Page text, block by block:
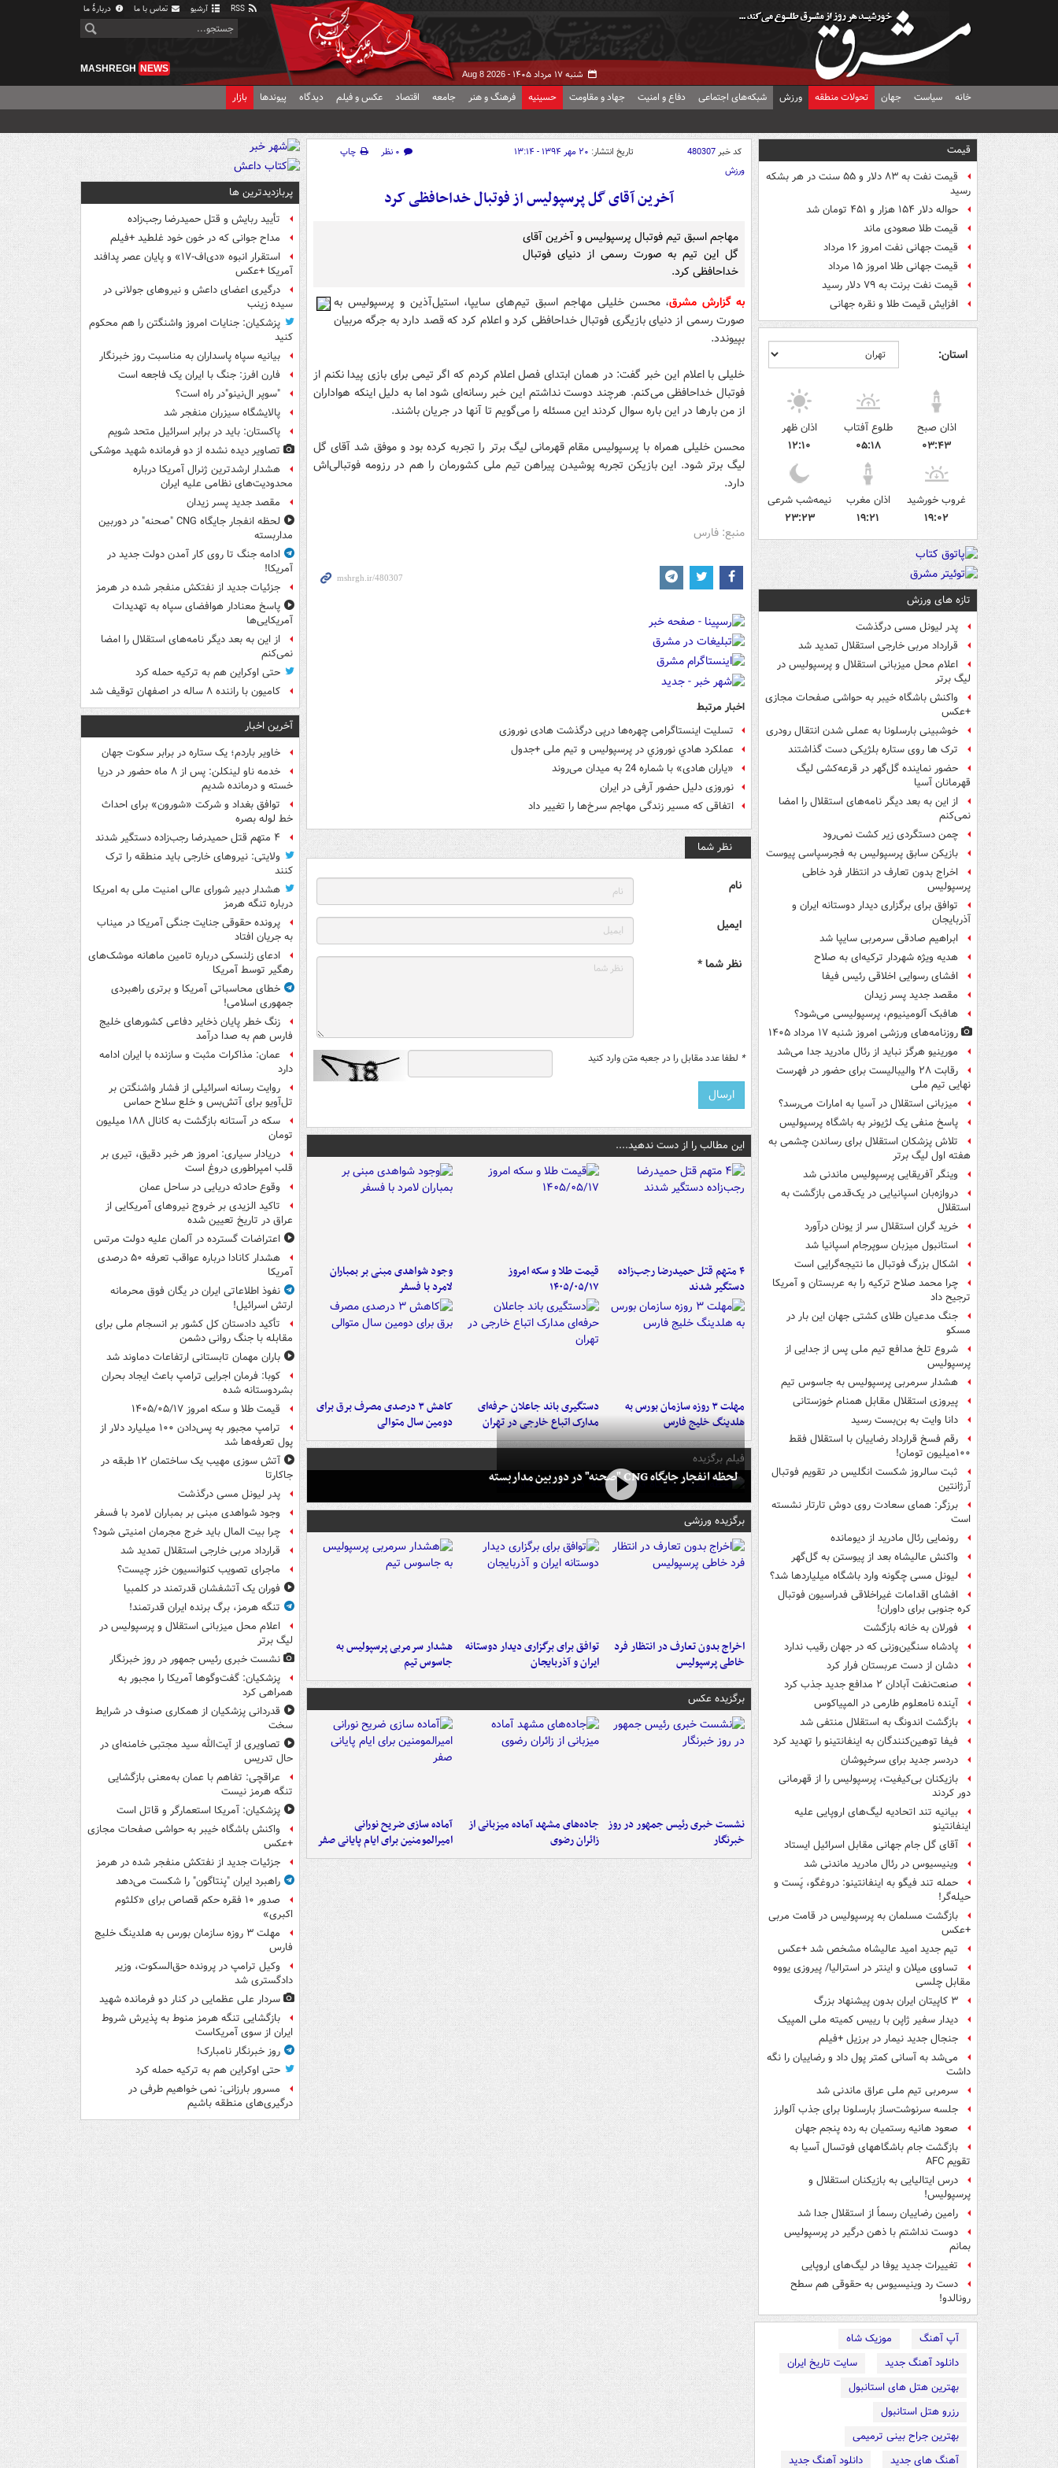
آرشیو تماس با ما دربارهٔ ما
شنبه ۱۷ مرداد ۱۴۰۵ - Aug 8 2026
MASHREGH NEWS
خانه سیاست جهان تحولات منطقه ورزش شبکه‌های اجتماعی دفاع و امنیت جهاد و مقاومت حسینیه فرهنگ و هنر جامعه اقتصاد عکس و فیلم دیدگاه پیوندها بازار
قیمت
قیمت نفت به ۸۳ دلار و ۵۵ سنت در هر بشکه
رسید
حواله دلار ۱۵۴ هزار و ۴۵۱ تومان شد
قیمت طلا صعودی ماند
قیمت جهانی نفت امروز ۱۶ مرداد
قیمت جهانی طلا امروز ۱۵ مرداد
قیمت نفت برنت به ۷۹ دلار رسید
افزایش قیمت طلا و نقره جهانی
استان:
اذان صبح
۰۳:۴۳
طلوع آفتاب
۰۵:۱۸
اذان ظهر
۱۲:۱۰
غروب خورشید
۱۹:۰۲
اذان مغرب
۱۹:۲۱
نیمه‌شب شرعی
۲۳:۲۳
تازه های ورزش
پدر لیونل مسی درگذشت
قرارداد مربی خارجی استقلال تمدید شد
اعلام محل میزبانی استقلال و پرسپولیس در
لیگ برتر
واکنش باشگاه خیبر به حواشی صفحات مجازی
+عکس
خوشبینی بارسلونا به عملی شدن انتقال رودری
ترک ها روی ستاره بلژیکی دست گذاشتند
حضور نماینده گل‌گهر در قرعه‌کشی لیگ
قهرمانان آسیا
از این به بعد دیگر نامه‌های استقلال را امضا
نمی‌کنم
چمن دستگردی زیر کشت نمی‌رود
بازیکن سابق پرسپولیس به فجرسپاسی پیوست
اخراج بدون تعارف در انتظار فرد خاطی
پرسپولیس
توافق برای برگزاری دیدار دوستانه ایران و
آذربایجان
ابراهیم صادقی سرمربی سایپا شد
هدیه ویژه شهردار ترکیه‌ای به صلاح
افشای رسوایی اخلاقی رئیس فیفا
مقصد جدید پسر زیدان
هافبک آلومینیوم، پرسپولیسی می‌شود؟
روزنامه‌های ورزشی امروز ‌شنبه ۱۷ مرداد ۱۴۰۵
مورینیو هرگز نباید از رئال مادرید جدا می‌شد
رقابت ۲۸ والیبالیست برای حضور در فهرست
نهایی تیم ملی
میزبانی استقلال در آسیا به امارات می‌رسد؟
پاسخ منفی یک لژیونر به باشگاه پرسپولیس
تلاش پزشکان استقلال برای رساندن چشمی به
هفته اول لیگ برتر
وینگر آفریقایی پرسپولیس ماندنی شد
دروازه‌بان اسپانیایی در یک‌قدمی بازگشت به
استقلال
خرید گران استقلال سر از یونان درآورد
استانبول میزبان سوپرجام اسپانیا شد
اشکال بزرگ فوتبال ما نتیجه‌گرایی است
چرا محمد صلاح ترکیه را به عربستان و آمریکا
ترجیح داد
جنگ مدعیان طلای کشتی جهان این بار در
مسکو
شروع تلخ مدافع تیم ملی پس از جدایی از
پرسپولیس
هشدار سرمربی پرسپولیس به جاسوس تیم
پیروزی استقلال مقابل همنام خوزستانی
دانا وایت به بن‌بست رسید
رقم فسخ قرارداد رضاییان با استقلال فقط
۱۰۰میلیون تومان!
ثبت سالروز شکست انگلیس در تقویم فوتبال
آرژانتین
برزگر: همای سعادت روی دوش تارتار نشسته
است
رونمایی رئال مادرید از دیومانده
واکنش عالیشاه بعد از پیوستن به گل‌گهر
لیونل مسی چگونه وارد باشگاه میلیاردها شد؟
افشای اقدامات غیراخلاقی فدراسیون فوتبال
کره جنوبی برای داوران!
فورلان به خانه بازگشت
پادشاه سنگین‌وزنی که در جهان رقیب ندارد
دشان از دست عربستان فرار کرد
صنعت‌نفت آبادان ۲ مدافع جدید جذب کرد
آینده نامعلوم طارمی در المپیاکوس
بازگشت اندونگ به استقلال منتفی شد
فیفا توهین‌کنندگان به اینفانتینو را تهدید کرد
دردسر جدید برای سرخپوشان
بازیکنان بی‌کیفیت، پرسپولیس را از قهرمانی
دور کردند
بیانیه تند اتحادیه لیگ‌های اروپایی علیه
اینفانتینو
آقای گل جام جهانی مقابل اسرائیل ایستاد
وینیسیوس در رئال مادرید ماندنی شد
حمله تند فیگو به اینفانتینو: دروغگو، پَست‌ و
حیله‌گر!
بازگشت مسلمان به پرسپولیس در قامت مربی
+عکس
تیم جدید امید عالیشاه مشخص شد +عکس
تساوی میلان و اینتر در استرالیا/ پیروزی یووه
مقابل چلسی
۳ کاپیتان ایران بدون پیشنهاد بزرگ
دیدار سفیر ژاپن با رییس کمیته ملی المپیک
جنجال جدید نیمار در برزیل +فیلم
می‌شد به آسانی کمتر پول داد و رضاییان را نگه
داشت
سرمربی تیم ملی عراق ماندنی شد
جلسه سرنوشت‌ساز بارسلونا برای جذب آلوارز
صعود هانیه رستمیان به رده پنجم جهان
بازگشت جام باشگاههای فوتسال آسیا به
تقویم AFC
درس ایتالیایی‌ به بازیکنان استقلال و
پرسپولیس!
رامین رضاییان رسماً از استقلال جدا شد
دوست نداشتم با ذهن درگیر در پرسپولیس
بمانم
تغییرات جدید یوفا در لیگ‌های اروپایی
دست رد وینیسیوس به حقوقی هم سطح
رونالدو!
آپ آهنگ
موزیک شاه
دانلود آهنگ جدید
سایت تاریخ ایران
بهترین هتل های استانبول
رزرو هتل استانبول
بهترین جراح بینی ترمیمی
آهنگ های جدید
دانلود آهنگ جدید
کد خبر480307 تاریخ انتشار: ۲۰ مهر ۱۳۹۴ - ۱۳:۱۴ ۰ نظر
چاپ
ورزش
آخرین آقای گل پرسپولیس از فوتبال خداحافظی کرد
مهاجم اسبق تیم فوتبال پرسپولیس و آخرین آقای
گل این تیم به صورت رسمی از دنیای فوتبال
خداحافظی کرد.
به گزارش مشرق، محسن خلیلی مهاجم اسبق تیم‌های سایپا، استیل‌آذین و پرسپولیس به
صورت رسمی از دنیای بازیگری فوتبال خداحافظی کرد و اعلام کرد که قصد دارد به جرگه مربیان
بپیوندد.
خلیلی با اعلام این خبر گفت: در همان ابتدای فصل اعلام کردم که اگر تیمی برای بازی پیدا نکنم از
فوتبال خداحافظی می‌کنم. هرچند دوست نداشتم این خبر رسانه‌ای شود اما به دلیل اینکه هواداران
از من بارها در این باره سوال کردند این مسئله را می‌گویم تا آنها در جریان باشند.
محسن خلیلی همراه با پرسپولیس مقام قهرمانی لیگ برتر را تجربه کرده بود و موفق شد آقای گل
لیگ برتر شود. این بازیکن تجربه پوشیدن پیراهن تیم ملی کشورمان را هم در رزومه فوتبالی‌اش
دارد.
منبع: فارس
اخبار مرتبط
تسلیت اینستاگرامی چهره‌ها درپی درگذشت هادی نوروزی
عملکرد هادي نوروزي در پرسپولیس‌ و تیم ملی +جدول
«یاران هادی» با شماره 24 به میدان می‌روند
نوروزی دلیل حضور آرفی در ایران
اتفاقی که مسیر زندگی مهاجم سرخ‌ها را تغییر داد
نظر شما
نام
ایمیل
نظر شما *
* لطفا عدد مقابل را در جعبه متن وارد کنید
این مطالب را از دست ندهید....
۴ متهم قتل حمیدرضا رجب‌زاده
دستگیر شدند
قیمت طلا و سکه امروز
۱۴۰۵/۰۵/۱۷
وجود شواهدی مبنی بر بمباران
لامرد با فسفر
مهلت ۳ روزه سازمان بورس به
هلدینگ خلیج فارس
دستگیری باند جاعلان حرفه‌ای
مدارک اتباع خارجی در تهران
کاهش ۳ درصدی مصرف برق برای
دومین سال متوالی
فیلم برگزیده
لحظه انفجار جایگاه CNG "صحنه" در دوربین مداربسته
برگزیده ورزشی
اخراج بدون تعارف در انتظار فرد
خاطی پرسپولیس
توافق برای برگزاری دیدار دوستانه
ایران و آذربایجان
هشدار سرمربی پرسپولیس به
جاسوس تیم
برگزیده عکس
نشست خبری رئیس جمهور در روز
خبرنگار
جاده‌های مشهد آماده میزبانی از
زائران رضوی
آماده سازی ضریح نورانی
امیرالمومنین برای ایام پایانی صفر
پربازدیدترین ها
تأیید ربایش و قتل حمیدرضا رجب‌زاده
مداح جوانی که در خون خود غلطید +فیلم
استقرار انبوه «دی‌اف‑۱۷» و پایان عصر پدافند
آمریکا +عکس
درگیری اعضای داعش و نیروهای جولانی در
سیده زینب
پزشکیان: جنایات امروز واشنگتن را هم محکوم
کنید
بیانیه سپاه پاسداران به مناسبت روز خبرنگار
فارن افرز: جنگ با ایران یک فاجعه است
"سوپر ال‌نینو"در راه است؟
پالایشگاه سیزران منفجر شد
پاکستان: باید در برابر اسرائیل متحد شویم
تصاویر دیده‌ نشده از دو فرمانده شهید موشکی
هشدار ارشدترین ژنرال آمریکا درباره
محدودیت‌های نظامی علیه ایران
مقصد جدید پسر زیدان
لحظه انفجار جایگاه CNG "صحنه" در دوربین
مداربسته
ادامه جنگ تا روی کار آمدن دولت جدید در
آمریکا!
جزئیات جدید از نفتکش منفجر شده در هرمز
پاسخ معنادار هوافضای سپاه به تهدیدات
آمریکایی‌ها
از این به بعد دیگر نامه‌های استقلال را امضا
نمی‌کنم
حتی اوکراین هم به ترکیه حمله کرد
کامیون با راننده ۸ ساله در اصفهان توقیف شد
آخرین اخبار
خاویر باردم؛ یک ستاره در برابر سکوت جهان
خدمه ناو لینکلن: پس از ۸ ماه حضور در دریا
خسته و درمانده‌ شدیم
توافق بغداد و شرکت «شورون» برای احداث
خط لوله بصره
۴ متهم قتل حمیدرضا رجب‌زاده دستگیر شدند
ولایتی: نیروهای خارجی باید منطقه را ترک
کنند
هشدار دبیر شورای عالی امنیت ملی به امریکا
درباره تنگه هرمز
پرونده حقوقی جنایت جنگی آمریکا در میناب
به جریان افتاد
ادعای زلنسکی درباره تامین ماهانه موشک‌های
رهگیر توسط آمریکا
خطای محاسباتی آمریکا و برتری راهبردی
جمهوری اسلامی!
زنگ خطر پایان ذخایر دفاعی کشورهای خلیج
فارس هم به صدا درآمد
عمان: مذاکرات مثبت و سازنده با ایران ادامه
دارد
روایت رسانه اسرائیلی از فشار واشنگتن بر
تل‌آویو برای آتش‌بس و خلع سلاح حماس
سکه در آستانه بازگشت به کانال ۱۸۸ میلیون
تومان
دریادار سیاری: امروز هر خبر دقیق، تیری بر
قلب امپراطوری دروغ است
وقوع حادثه دریایی در ساحل عمان
تاکید الزیدی بر خروج نیروهای آمریکایی از
عراق در تاریخ تعیین شده
اعتراضات گسترده در آلمان علیه دولت مرتس
هشدار کانادا درباره عواقب تعرفه ۵۰ درصدی
آمریکا
نفوذ اطلاعاتی ایران در یگان فوق محرمانه
ارتش اسرائیل!
تأکید دادستان کل کشور بر انسجام ملی برای
مقابله با جنگ روانی دشمن
باران مهمان تابستانی ارتفاعات دماوند شد
کوبا: فرمان اجرایی ترامپ باعث ایجاد بحران
بشردوستانه شده
قیمت طلا و سکه امروز ۱۴۰۵/۰۵/۱۷
ترامپ مجبور به پس‌دادن ۱۰۰ میلیارد دلار از
پول تعرفه‌ها شد
آتش سوزی مهیب یک ساختمان ۱۲ طبقه در
جاکارتا
پدر لیونل مسی درگذشت
وجود شواهدی مبنی بر بمباران لامرد با فسفر
چرا بیت المال باید خرج مجرمان امنیتی شود؟
قرارداد مربی خارجی استقلال تمدید شد
ماجرای تصویب کنوانسیون خزر چیست؟
فوران یک آتشفشان قدرتمند در کلمبیا
تنگه هرمز، برگ برنده ایران قدرتمند!
اعلام محل میزبانی استقلال و پرسپولیس در
لیگ برتر
نشست خبری رئیس جمهور در روز خبرنگار
پزشکیان: گفت‌وگوها آمریکا را مجبور به
همراهی کرد
قدردانی پزشکیان از همکاری صنوف در شرایط
سخت
تصاویری از آیت‌الله سید مجتبی خامنه‌ای در
حال تدریس
عراقچی: تفاهم با عمان به‌معنی بازگشایی
تنگه هرمز نیست
پزشکیان: آمریکا استعمارگر و قاتل است
واکنش باشگاه خیبر به حواشی صفحات مجازی
+عکس
جزئیات جدید از نفتکش منفجر شده در هرمز
راهبرد ایران "پنتاگون" را شکست می‌دهد
صدور ۱۰ فقره حکم قصاص برای «کلثوم
اکبری»
مهلت ۳ روزه سازمان بورس به هلدینگ خلیج
فارس
وکیل ترامپ در پرونده حق‌السکوت، وزیر
دادگستری شد
سردار علی عظمایی در کنار دو فرمانده شهید
بازگشایی تنگه هرمز منوط به پذیرش شروط
ایران از سوی آمریکاست
روز خبرنگار نامبارک!
حتی اوکراین هم به ترکیه حمله کرد
مسرور بارزانی: نمی خواهیم طرفی در
درگیری‌های منطقه باشیم